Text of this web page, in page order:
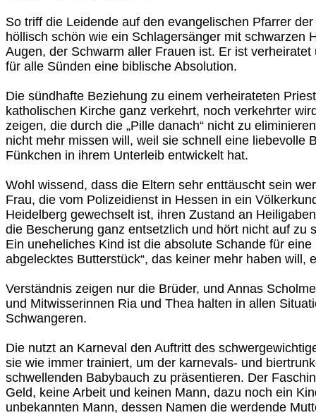
So triff die Leidende auf den evangelischen Pfarrer
höllisch schön wie ein Schlagersänger mit schwarzen
Augen, der Schwarm aller Frauen ist. Er ist
für alle Sünden eine biblische Absolution.
Die sündhafte Beziehung zu einem verheirateten
katholischen Kirche ganz verkehrt, noch verkehrter
zeigen, die durch die „Pille danach“ nicht zu
nicht mehr missen will, weil sie schnell eine liebevolle
Fünkchen in ihrem Unterleib entwickelt hat.
Wohl wissend, dass die Eltern sehr enttäuscht sein
Frau, die vom Polizeidienst in Hessen in ein
Heidelberg gewechselt ist, ihren Zustand an
die Bescherung ganz entsetzlich und hört nicht auf zu
Ein uneheliches Kind ist die absolute Schande für eine
abgelecktes Butterstück“, das keiner mehr haben will,
Verständnis zeigen nur die Brüder, und Annas
und Mitwisserinnen Ria und Thea halten in allen
Schwangeren.
Die nutzt an Karneval den Auftritt des
sie wie immer trainiert, um der karnevals- und
schwellenden Babybauch zu präsentieren. Der
Geld, keine Arbeit und keinen Mann, dazu noch ein
unbekannten Mann, dessen Namen die werdende